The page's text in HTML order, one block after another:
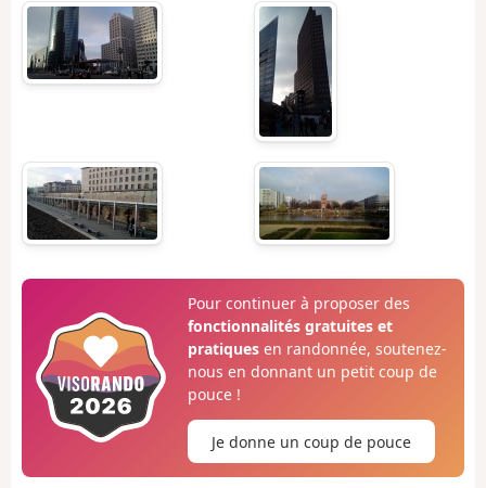
Pour continuer à proposer des
fonctionnalités gratuites et
pratiquesen randonnée, soutenez-
nous en donnant un petit coup de
pouce !
Je donne un coup de pouce